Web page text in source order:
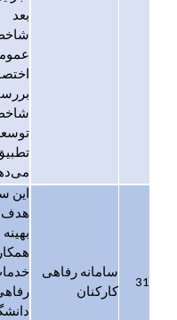
بعد
31
سامانه رفاهی
کارکنان
این
هدف